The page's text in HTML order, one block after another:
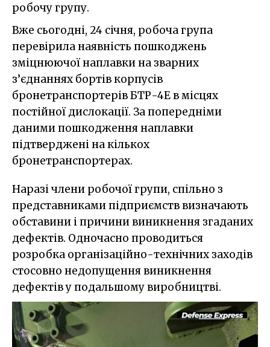
робочу групу.
Вже сьогодні, 24 січня, робоча група
перевірила наявність пошкоджень
зміцнюючої наплавки на зварних
з’єднаннях бортів корпусів
бронетранспортерів БТР-4Е в місцях
постійної дислокації. За попередніми
даними пошкодження наплавки
підтверджені на кількох
бронетранспортерах.
Наразі члени робочої групи, спільно з
представниками підприємств визначають
обставини і причини виникнення згаданих
дефектів. Одночасно проводиться
розробка організаційно-технічних заходів
стосовно недопущення виникнення
дефектів у подальшому виробництві.